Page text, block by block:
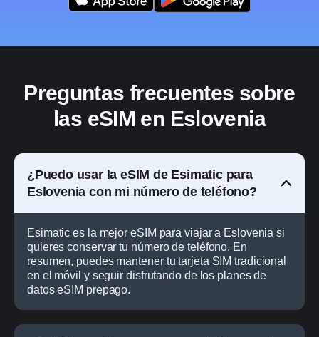
Preguntas frecuentes sobre
las eSIM en Eslovenia
¿Puedo usar la eSIM de Esimatic para
Eslovenia con mi número de teléfono?
Esimatic es la mejor eSIM para viajar a Eslovenia si
quieres conservar tu número de teléfono. En
resumen, puedes mantener tu tarjeta SIM tradicional
en el móvil y seguir disfrutando de los planes de
datos eSIM prepago.